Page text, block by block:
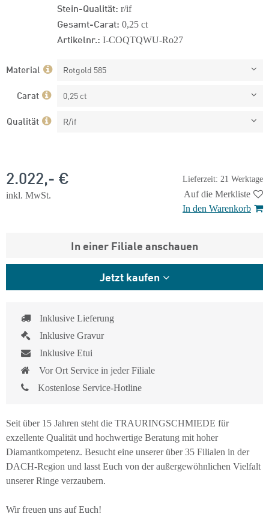
Stein-Qualität: r/if
Gesamt-Carat: 0,25 ct
Artikelnr.: I-COQTQWU-Ro27
Material Rotgold 585
Carat 0,25 ct
Qualität R/if
Lieferzeit: 21 Werktage
2.022,- €
inkl. MwSt.
Auf die Merkliste
In den Warenkorb
In einer Filiale anschauen
Jetzt kaufen
Inklusive Lieferung
Inklusive Gravur
Inklusive Etui
Vor Ort Service in jeder Filiale
Kostenlose Service-Hotline
Seit über 15 Jahren steht die TRAURINGSCHMIEDE für
exzellente Qualität und hochwertige Beratung mit hoher
Diamantkompetenz. Besucht eine unserer über 35 Filialen in der
DACH-Region und lasst Euch von der außergewöhnlichen Vielfalt
unserer Ringe verzaubern.
Wir freuen uns auf Euch!